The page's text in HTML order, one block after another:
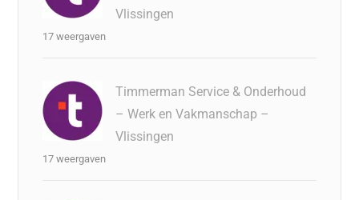
Vlissingen
17 weergaven
Timmerman Service & Onderhoud
– Werk en Vakmanschap –
Vlissingen
17 weergaven